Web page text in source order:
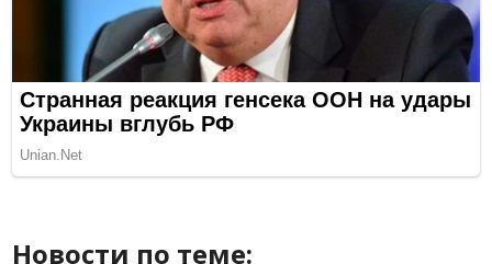
Новости по теме: